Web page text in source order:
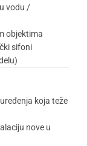
vodu /
objektima
sifoni
koja teže
nove u